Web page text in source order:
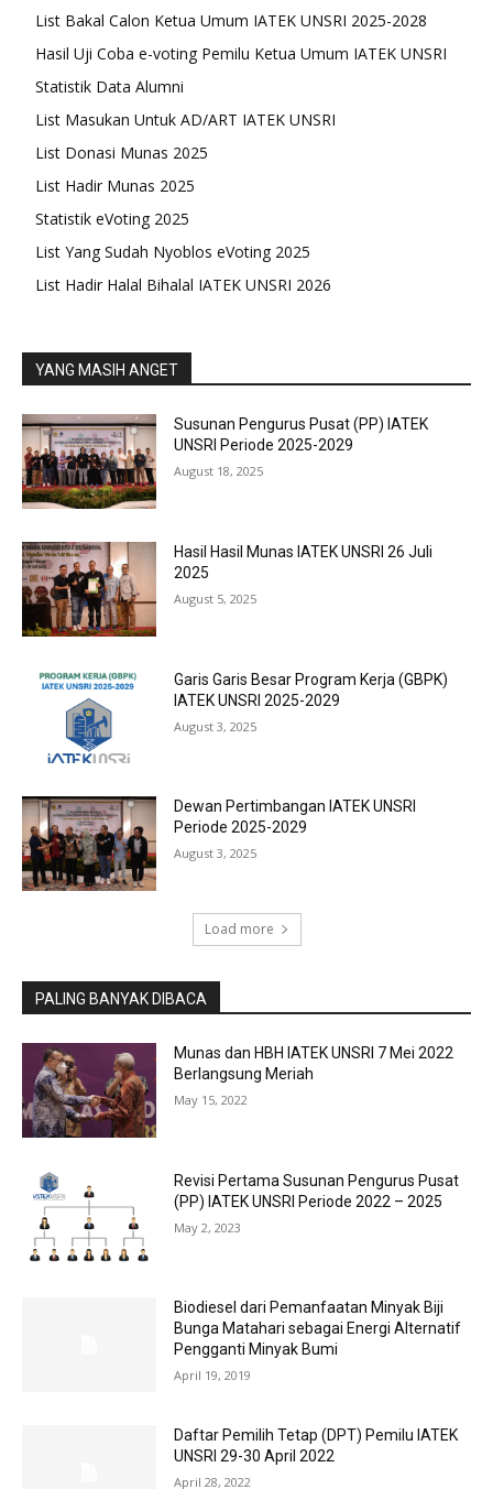
List Bakal Calon Ketua Umum IATEK UNSRI 2025-2028
Hasil Uji Coba e-voting Pemilu Ketua Umum IATEK UNSRI
Statistik Data Alumni
List Masukan Untuk AD/ART IATEK UNSRI
List Donasi Munas 2025
List Hadir Munas 2025
Statistik eVoting 2025
List Yang Sudah Nyoblos eVoting 2025
List Hadir Halal Bihalal IATEK UNSRI 2026
YANG MASIH ANGET
Susunan Pengurus Pusat (PP) IATEK
UNSRI Periode 2025-2029
August 18, 2025
Hasil Hasil Munas IATEK UNSRI 26 Juli
2025
August 5, 2025
Garis Garis Besar Program Kerja (GBPK)
IATEK UNSRI 2025-2029
August 3, 2025
Dewan Pertimbangan IATEK UNSRI
Periode 2025-2029
August 3, 2025
Load more
PALING BANYAK DIBACA
Munas dan HBH IATEK UNSRI 7 Mei 2022
Berlangsung Meriah
May 15, 2022
Revisi Pertama Susunan Pengurus Pusat
(PP) IATEK UNSRI Periode 2022 – 2025
May 2, 2023
Biodiesel dari Pemanfaatan Minyak Biji
Bunga Matahari sebagai Energi Alternatif
Pengganti Minyak Bumi
April 19, 2019
Daftar Pemilih Tetap (DPT) Pemilu IATEK
UNSRI 29-30 April 2022
April 28, 2022